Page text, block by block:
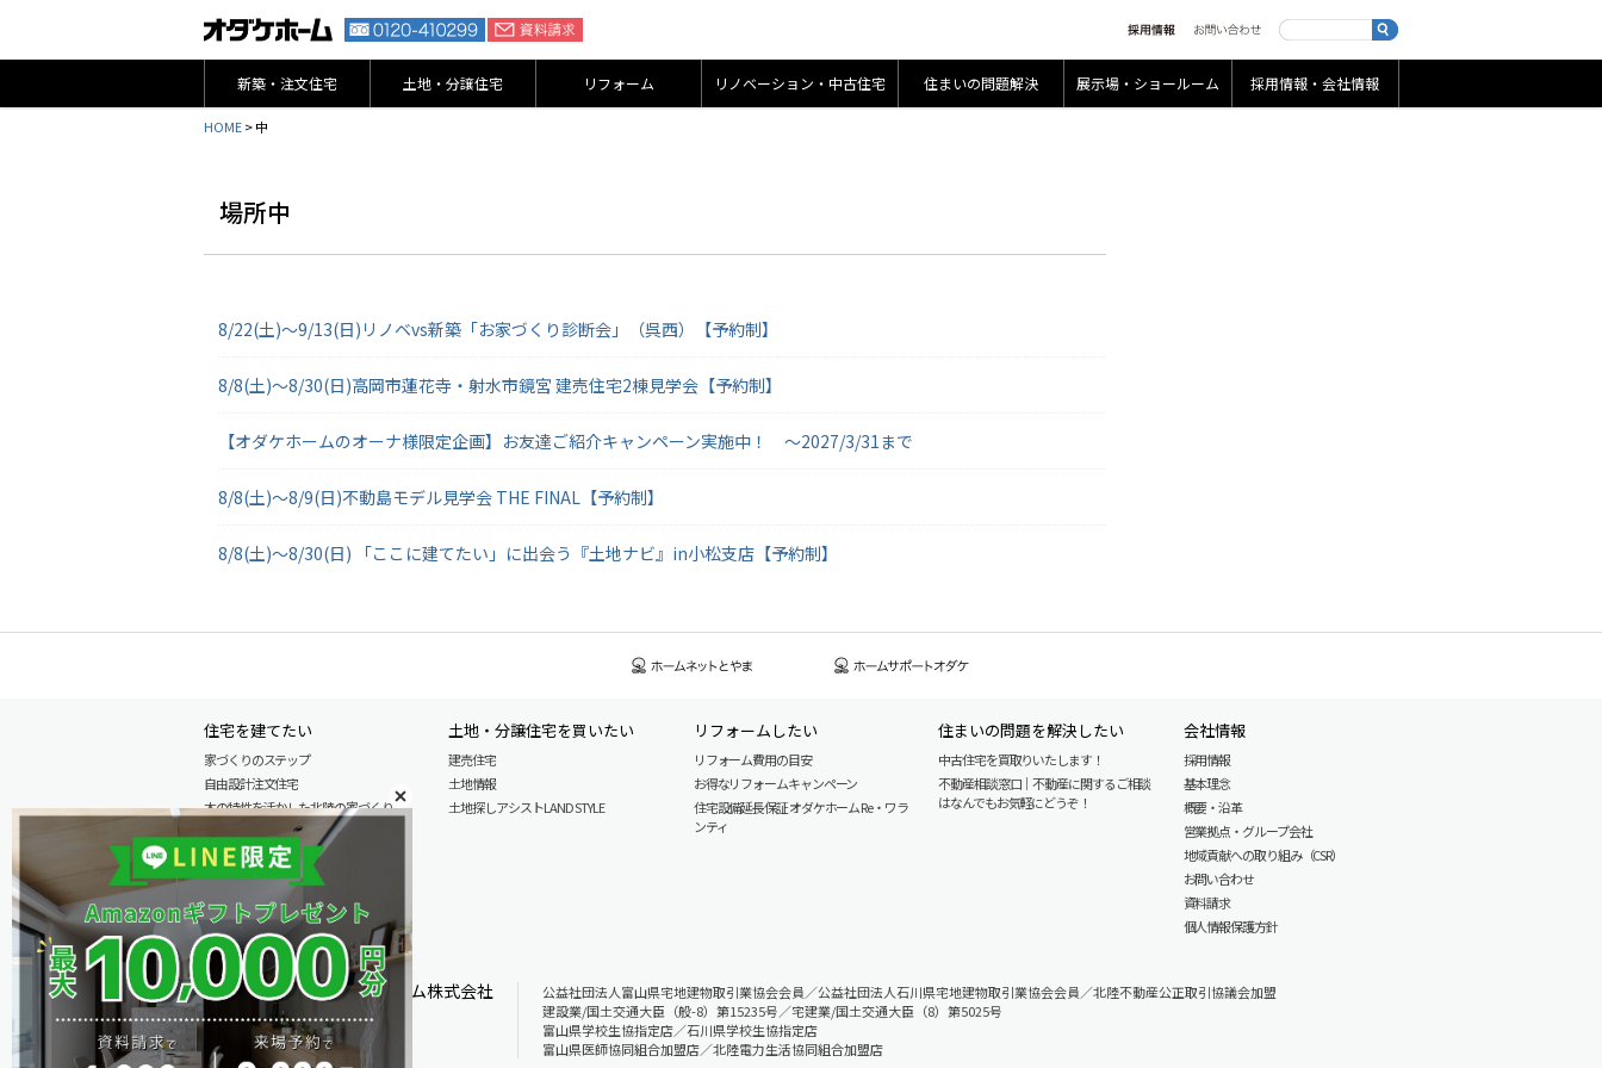
新築・注文住宅 土地・分譲住宅 リフォーム リノベーション・中古住宅 住まいの問題解決 展示場・ショールーム 採用情報・会社情報
HOME>中
場所中
8/22(土)～9/13(日)リノベvs新築「お家づくり診断会」（呉西）【予約制】
8/8(土)～8/30(日)高岡市蓮花寺・射水市鏡宮 建売住宅2棟見学会【予約制】
【オダケホームのオーナ様限定企画】お友達ご紹介キャンペーン実施中！ ～2027/3/31まで
8/8(土)～8/9(日)不動島モデル見学会 THE FINAL【予約制】
8/8(土)～8/30(日) 「ここに建てたい」に出会う『土地ナビ』in小松支店【予約制】
住宅を建てたい
家づくりのステップ
自由設計注文住宅
木の特性を活かした北陸の家づくり
安心のアフターサービス
商品情報
施工実例
モデル分譲住宅情報
土地・分譲住宅を買いたい
建売住宅
土地情報
土地探しアシスト LAND STYLE
リフォームしたい
リフォーム費用の目安
お得なリフォームキャンペーン
住宅設備延長保証 オダケホーム Re・ワラ
ンティ
住まいの問題を解決したい
中古住宅を買取りいたします！
不動産相談窓口｜不動産に関するご相談
はなんでもお気軽にどうぞ！
会社情報
採用情報
基本理念
概要・沿革
営業拠点・グループ会社
地域貢献への取り組み（CSR）
お問い合わせ
資料請求
個人情報保護方針
オダケホーム株式会社
公益社団法人富山県宅地建物取引業協会会員／公益社団法人石川県宅地建物取引業協会会員／北陸不動産公正取引協議会加盟
建設業/国土交通大臣（般-8）第15235号／宅建業/国土交通大臣（8）第5025号
富山県学校生協指定店／石川県学校生協指定店
富山県医師協同組合加盟店／北陸電力生活協同組合加盟店